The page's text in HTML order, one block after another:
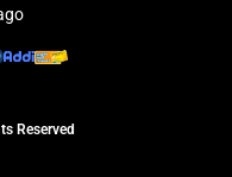
Reserved